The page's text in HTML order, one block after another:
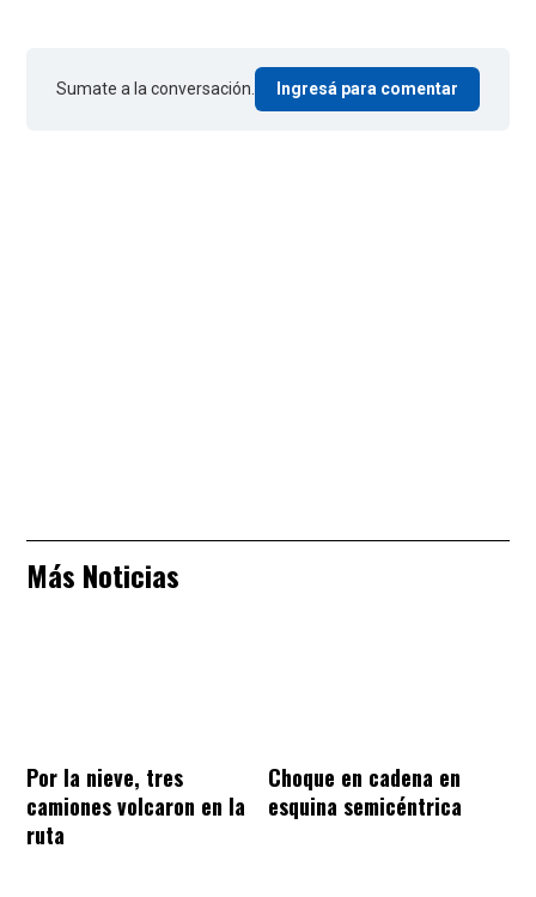
Sumate a la conversación. Ingresá para comentar
Más Noticias
Por la nieve, tres
camiones volcaron en la
ruta
Choque en cadena en
esquina semicéntrica